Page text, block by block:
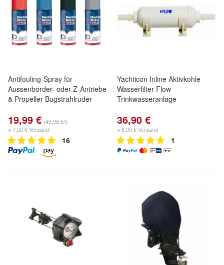
Antifouling-Spray für
Aussenborder- oder Z-Antriebe
& Propeller Bugstrahlruder
19,99 € (49,98 €/l)
+ 7,50 € Versand
16
Yachticon Inline Aktivkohle
Wasserfilter Flow
Trinkwasseranlage
36,90 €
+ 6,00 € Versand
1